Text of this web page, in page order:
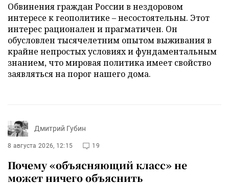
Обвинения граждан России в нездоровом
интересе к геополитике – несостоятельны. Этот
интерес рационален и прагматичен. Он
обусловлен тысячелетним опытом выживания в
крайне непростых условиях и фундаментальным
знанием, что мировая политика имеет свойство
заявляться на порог нашего дома.
Дмитрий Губин
8 августа 2026, 12:15 19
Почему «объясняющий класс» не
может ничего объяснить